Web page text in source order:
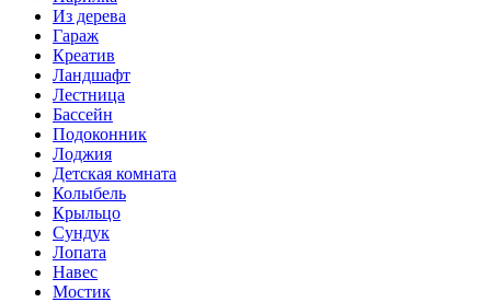
Из дерева
Гараж
Креатив
Ландшафт
Лестница
Бассейн
Подоконник
Лоджия
Детская комната
Колыбель
Крыльцо
Сундук
Лопата
Навес
Мостик